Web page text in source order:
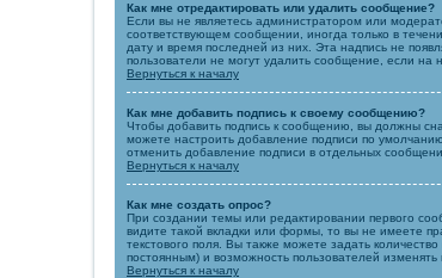
Как мне отредактировать или удалить сообщение?
Если вы не являетесь администратором или
соответствующем сообщении, иногда только в
дату и время последней из них. Эта надпись не
пользователи не могут удалить сообщение, если на
Вернуться к началу
Как мне добавить подпись к своему сообщению?
Чтобы добавить подпись к сообщению, вы должны
можете настроить добавление подписи по
отменить добавление подписи в отдельных
Вернуться к началу
Как мне создать опрос?
При создании темы или редактировании первого
видите такой вкладки или формы, то вы не имеете
текстового поля. Вы также можете задать
постоянным) и возможность пользователей изменять
Вернуться к началу